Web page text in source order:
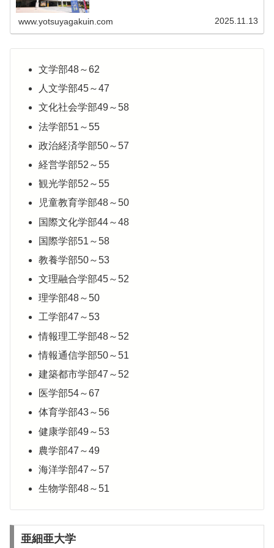
www.yotsuyagakuin.com 2025.11.13
文学部48～62
人文学部45～47
文化社会学部49～58
法学部51～55
政治経済学部50～57
経営学部52～55
観光学部52～55
児童教育学部48～50
国際文化学部44～48
国際学部51～58
教養学部50～53
文理融合学部45～52
理学部48～50
工学部47～53
情報理工学部48～52
情報通信学部50～51
建築都市学部47～52
医学部54～67
体育学部43～56
健康学部49～53
農学部47～49
海洋学部47～57
生物学部48～51
亜細亜大学